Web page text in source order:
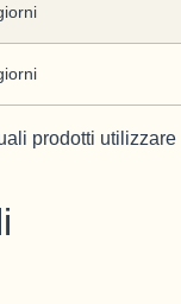
prodotti utilizzare